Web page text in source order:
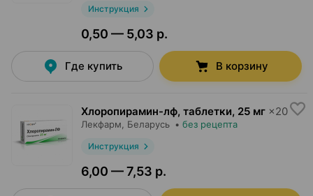
Инструкция
0,50 — 5,03 р.
Где купить В корзину
Хлоропирамин-лф, таблетки, 25 мг ×20
Лекфарм , Беларусь • без рецепта
Инструкция
6,00 — 7,53 р.